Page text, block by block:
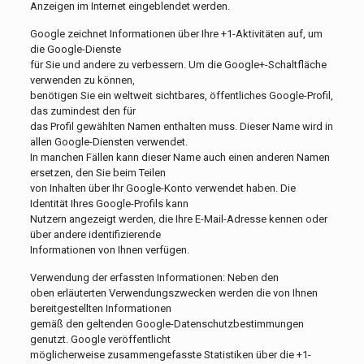
Anzeigen im Internet eingeblendet werden.
Google zeichnet Informationen über Ihre +1-Aktivitäten auf, um
die Google-Dienste
für Sie und andere zu verbessern. Um die Google+-Schaltfläche
verwenden zu können,
benötigen Sie ein weltweit sichtbares, öffentliches Google-Profil,
das zumindest den für
das Profil gewählten Namen enthalten muss. Dieser Name wird in
allen Google-Diensten verwendet.
In manchen Fällen kann dieser Name auch einen anderen Namen
ersetzen, den Sie beim Teilen
von Inhalten über Ihr Google-Konto verwendet haben. Die
Identität Ihres Google-Profils kann
Nutzern angezeigt werden, die Ihre E-Mail-Adresse kennen oder
über andere identifizierende
Informationen von Ihnen verfügen.
Verwendung der erfassten Informationen: Neben den
oben erläuterten Verwendungszwecken werden die von Ihnen
bereitgestellten Informationen
gemäß den geltenden Google-Datenschutzbestimmungen
genutzt. Google veröffentlicht
möglicherweise zusammengefasste Statistiken über die +1-